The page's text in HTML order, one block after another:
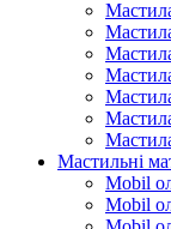
Мастильні
Mobil
Mobil